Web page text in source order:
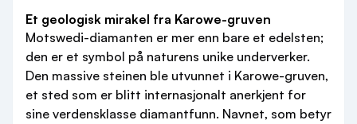
Et geologisk mirakel fra Karowe-gruven
Motswedi-diamanten er mer enn bare et edelsten;
den er et symbol på naturens unike underverker.
Den massive steinen ble utvunnet i Karowe-gruven,
et sted som er blitt internasjonalt anerkjent for
sine verdensklasse diamantfunn. Navnet, som betyr